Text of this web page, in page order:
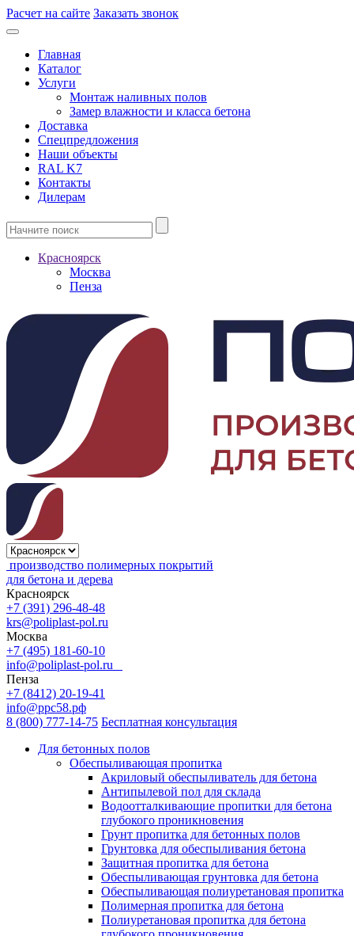
Расчет на сайте Заказать звонок
Главная
Каталог
Услуги
Монтаж наливных полов
Замер влажности и класса бетона
Доставка
Спецпредложения
Наши объекты
RAL K7
Контакты
Дилерам
Красноярск
Москва
Пенза
производство полимерных покрытий
для бетона и дерева
Красноярск
+7 (391) 296-48-48
krs@poliplast-pol.ru
Москва
+7 (495) 181-60-10
info@poliplast-pol.ru
Пенза
+7 (8412) 20-19-41
info@ррс58.рф
8 (800) 777-14-75 Бесплатная консультация
Для бетонных полов
Обеспыливающая пропитка
Акриловый обеспыливатель для бетона
Антипылевой пол для склада
Водоотталкивающие пропитки для бетона
глубокого проникновения
Грунт пропитка для бетонных полов
Грунтовка для обеспыливания бетона
Защитная пропитка для бетона
Обеспыливающая грунтовка для бетона
Обеспыливающая полиуретановая пропитка
Полимерная пропитка для бетона
Полиуретановая пропитка для бетона